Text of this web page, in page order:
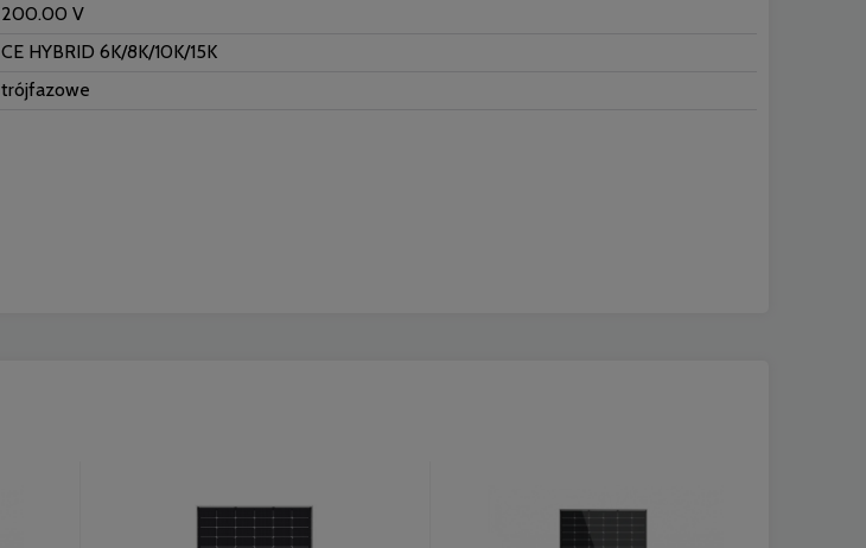
200.00 V
CE HYBRID 6K/8K/10K/15K
trójfazowe